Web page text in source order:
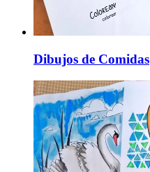
Dibujos de Comidas